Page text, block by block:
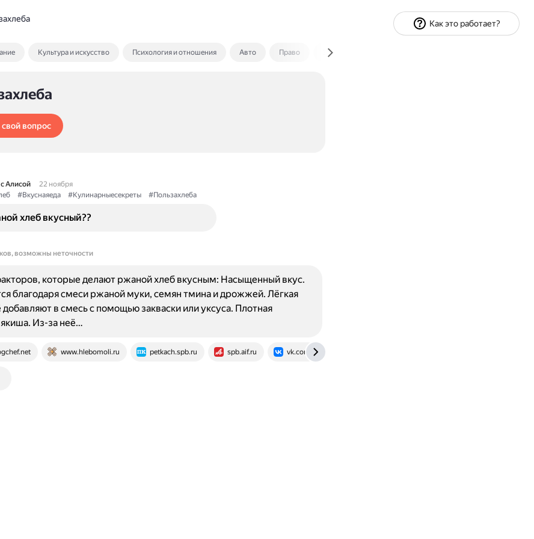
Культура и искусство Психология и отношения Авто Право Экономика и финансы
вопрос
Алисой
22 ноября
#Вкуснаяеда #Кулинарныесекреты #Пользахлеба
хлеб вкусный??
возможны неточности
www.hlebomoli.ru petkach.spb.ru spb.aif.ru vk.com
которые делают ржаной хлеб вкусным: Насыщенный вкус.
благодаря смеси ржаной муки, семян тмина и дрожжей. Лёгкая
добавляют в смесь с помощью закваски или уксуса. Плотная
Из-за неё…
Как это работает?